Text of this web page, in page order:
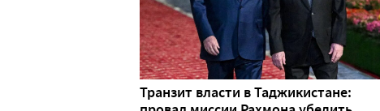
Транзит власти в Таджикистане: